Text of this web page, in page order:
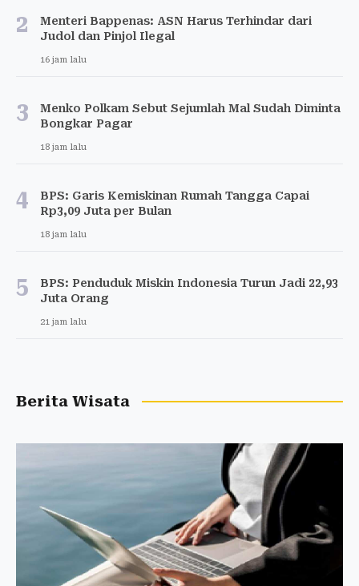
2
Menteri Bappenas: ASN Harus Terhindar dari
Judol dan Pinjol Ilegal
16 jam lalu
3
Menko Polkam Sebut Sejumlah Mal Sudah Diminta
Bongkar Pagar
18 jam lalu
4
BPS: Garis Kemiskinan Rumah Tangga Capai
Rp3,09 Juta per Bulan
18 jam lalu
5
BPS: Penduduk Miskin Indonesia Turun Jadi 22,93
Juta Orang
21 jam lalu
Berita Wisata